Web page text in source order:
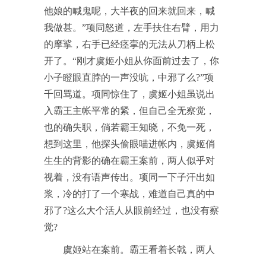
他娘的喊鬼呢，大半夜的回来就回来，喊
我做甚。”项同怒道，左手扶住右臂，用力
的摩挲，右手已经痉挛的无法从刀柄上松
开了。“刚才虞姬小姐从你面前过去了，你
小子瞪眼直脖的一声没吭，中邪了么?”项
千回骂道。项同惊住了，虞姬小姐虽说出
入霸王主帐平常的紧，但自己全无察觉，
也的确失职，倘若霸王知晓，不免一死，
想到这里，他探头偷眼喵进帐内，虞姬俏
生生的背影的确在霸王案前，两人似乎对
视着，没有语声传出。项同一下子汗出如
浆，冷的打了一个寒战，难道自己真的中
邪了?这么大个活人从眼前经过，也没有察
觉?
虞姬站在案前。霸王看着长戟，两人